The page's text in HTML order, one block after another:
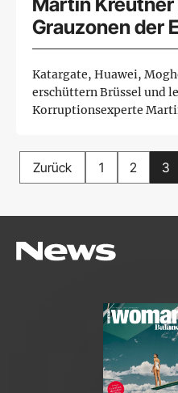
Grauzonen der
Katargate, Huawei,
erschüttern Brüssel und
Korruptionsexperte
Zurück 1 2 3